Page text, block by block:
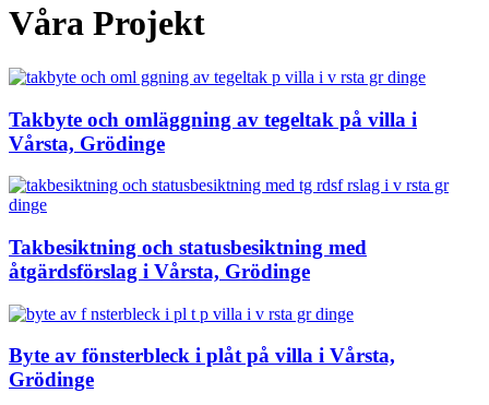
Våra Projekt
Takbyte och omläggning av tegeltak på villa i
Vårsta, Grödinge
Takbesiktning och statusbesiktning med
åtgärdsförslag i Vårsta, Grödinge
Byte av fönsterbleck i plåt på villa i Vårsta,
Grödinge